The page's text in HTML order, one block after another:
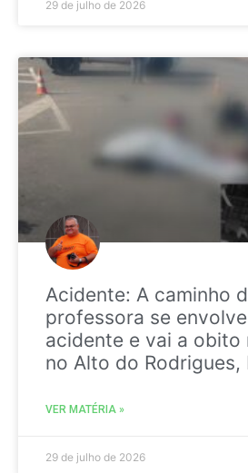
29 de julho de 2026
Acidente: A caminho
professora se
acidente e vai a obito
no Alto do Rodrigues,
VER MATÉRIA »
29 de julho de 2026